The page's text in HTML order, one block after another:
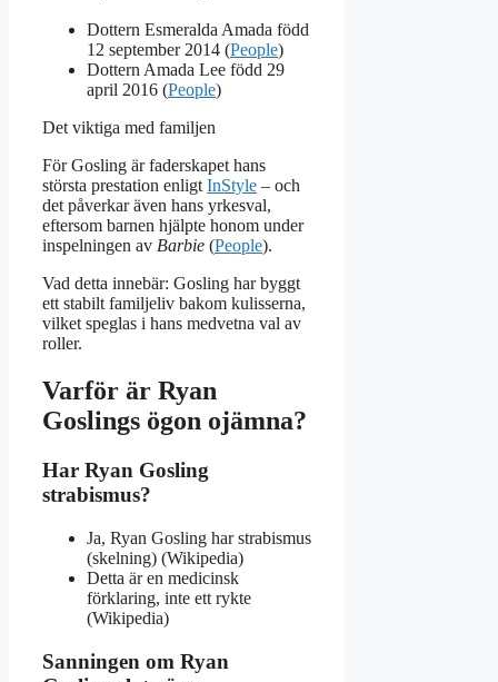
Dottern Esmeralda Amada född
12 september 2014 (People)
Dottern Amada Lee född 29
april 2016 (People)
Det viktiga med familjen
För Gosling är faderskapet hans
största prestation enligt InStyle – och
det påverkar även hans yrkesval,
eftersom barnen hjälpte honom under
inspelningen av Barbie (People).
Vad detta innebär: Gosling har byggt
ett stabilt familjeliv bakom kulisserna,
vilket speglas i hans medvetna val av
roller.
Varför är Ryan
Goslings ögon ojämna?
Har Ryan Gosling
strabismus?
Ja, Ryan Gosling har strabismus
(skelning) (Wikipedia)
Detta är en medicinsk
förklaring, inte ett rykte
(Wikipedia)
Sanningen om Ryan